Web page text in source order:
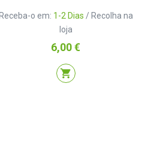
Receba-o em: 1-2 Dias / Recolha na
loja
Preço
6,00 €
shopping_cart